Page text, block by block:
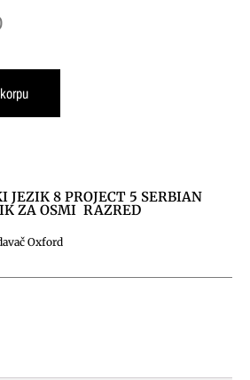
JEZIK 8 PROJECT 5 SERBIAN
ZA OSMI RAZRED
Oxford